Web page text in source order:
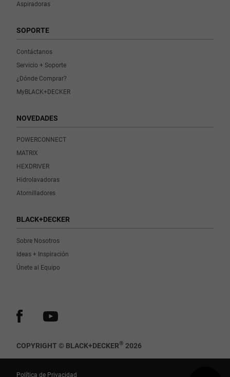
Aspiradoras
SOPORTE
Contáctanos
Servicio + Soporte
¿Dónde Comprar?
MyBLACK+DECKER
NOVEDADES
POWERCONNECT
MATRIX
HEXDRIVER
Hidrolavadoras
Atornilladores
BLACK+DECKER
Sobre Nosotros
Ideas + Inspiración
Únete al Equipo
COPYRIGHT © BLACK+DECKER® 2026
Política de Privacidad